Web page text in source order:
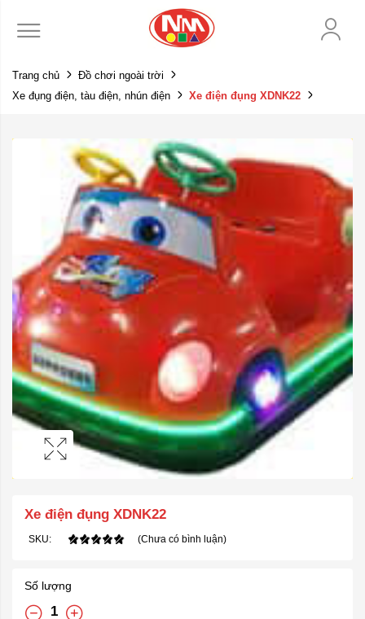
Trang chủ
Đồ chơi ngoài trời
Xe đụng điện, tàu điện, nhún điện
Xe điện đụng XDNK22
Xe điện đụng XDNK22
SKU: (Chưa có bình luận)
Số lượng